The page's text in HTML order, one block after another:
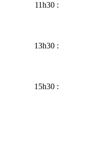
11h30 :
13h30 :
15h30 :